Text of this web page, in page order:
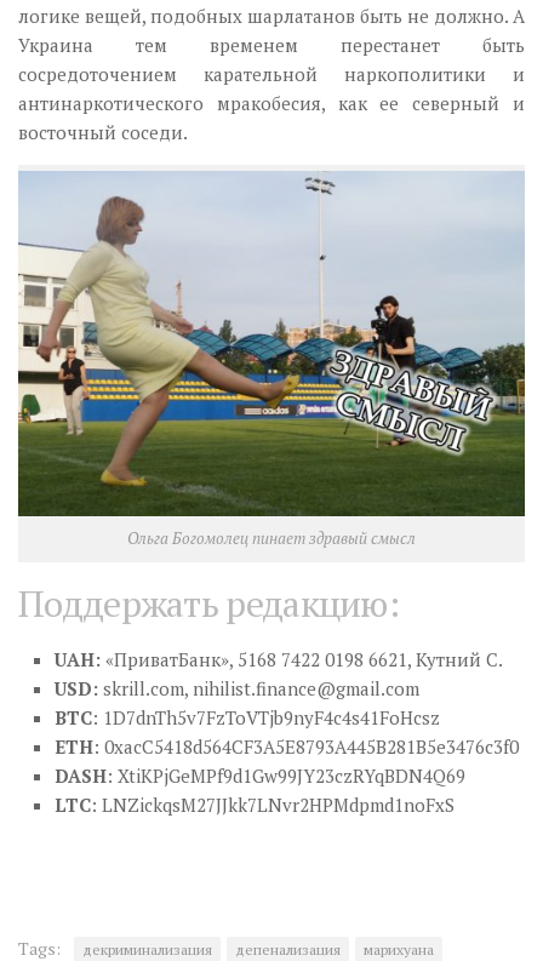
логике вещей, подобных шарлатанов быть не должно. А
Украина тем временем перестанет быть
сосредоточением карательной наркополитики и
антинаркотического мракобесия, как ее северный и
восточный соседи.
Ольга Богомолец пинает здравый смысл
Поддержать редакцию:
UAH: «ПриватБанк», 5168 7422 0198 6621, Кутний С.
USD: skrill.com, nihilist.finance@gmail.com
BTC: 1D7dnTh5v7FzToVTjb9nyF4c4s41FoHcsz
ETH: 0xacC5418d564CF3A5E8793A445B281B5e3476c3f0
DASH: XtiKPjGeMPf9d1Gw99JY23czRYqBDN4Q69
LTC: LNZickqsM27JJkk7LNvr2HPMdpmd1noFxS
Tags: декриминализация депенализация
марихуана